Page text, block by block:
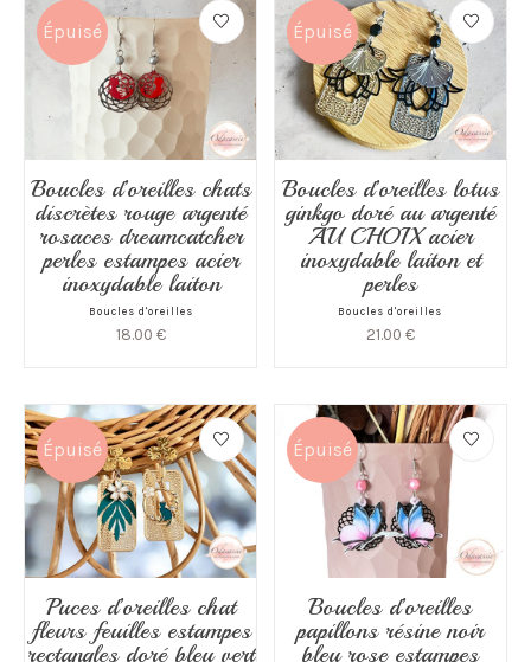
Épuisé
Boucles d’oreilles chats
discrètes rouge argenté
rosaces dreamcatcher
perles estampes acier
inoxydable laiton
Boucles d'oreilles
18.00 €
Épuisé
Boucles d’oreilles lotus
ginkgo doré au argenté
AU CHOIX acier
inoxydable laiton et
perles
Boucles d'oreilles
21.00 €
Épuisé
Puces d’oreilles chat
fleurs feuilles estampes
rectangles doré bleu vert
Épuisé
Boucles d’oreilles
papillons résine noir
bleu rose estampes